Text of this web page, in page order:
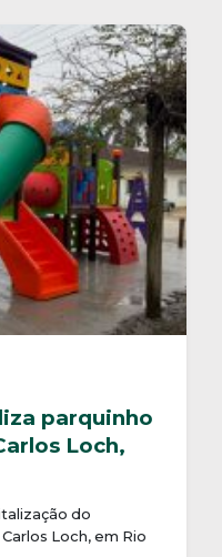
parquinho
Loch,
do
Loch, em Rio